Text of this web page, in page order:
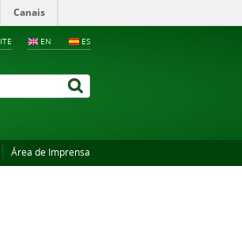
Canais
EN ES
Área de Imprensa